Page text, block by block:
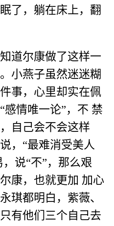
了，躺在床上，翻
道尔康做了这样一
小燕子虽然迷迷糊
事，心里却实在佩
感情唯一论”，不 禁
自己会不会这样
，“最难消受美人
说“不”，那么艰
康，也就更加 加心
琪都明白，紫薇、
有他们三个自己去